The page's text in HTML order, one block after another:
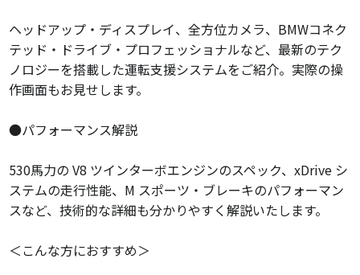
ヘッドアップ・ディスプレイ、全方位カメラ、BMWコネク
テッド・ドライブ・プロフェッショナルなど、最新のテク
ノロジーを搭載した運転支援システムをご紹介。実際の操
作画面もお見せします。
●パフォーマンス解説
530馬力の V8 ツインターボエンジンのスペック、xDrive シ
ステムの走行性能、M スポーツ・ブレーキのパフォーマン
スなど、技術的な詳細も分かりやすく解説いたします。
＜こんな方におすすめ＞